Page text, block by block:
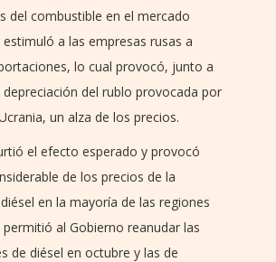
del combustible en el mercado
a las empresas rusas a
lo cual provocó, junto a
del rublo provocada por
un alza de los precios.
el efecto esperado y provocó
de los precios de la
en la mayoría de las regiones
al Gobierno reanudar las
de diésel en octubre y las de